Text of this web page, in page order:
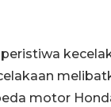
motor